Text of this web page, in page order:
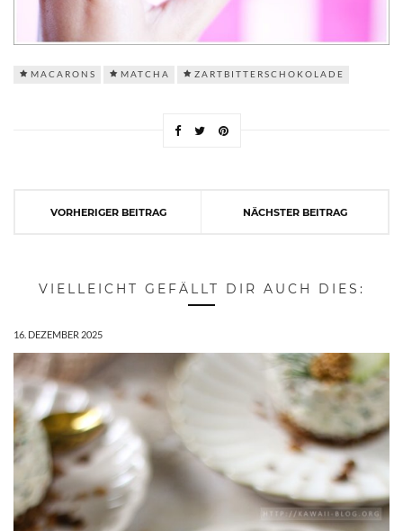
MACARONS MATCHA ZARTBITTERSCHOKOLADE
VORHERIGER BEITRAG NÄCHSTER BEITRAG
VIELLEICHT GEFÄLLT DIR AUCH DIES:
16. DEZEMBER 2025